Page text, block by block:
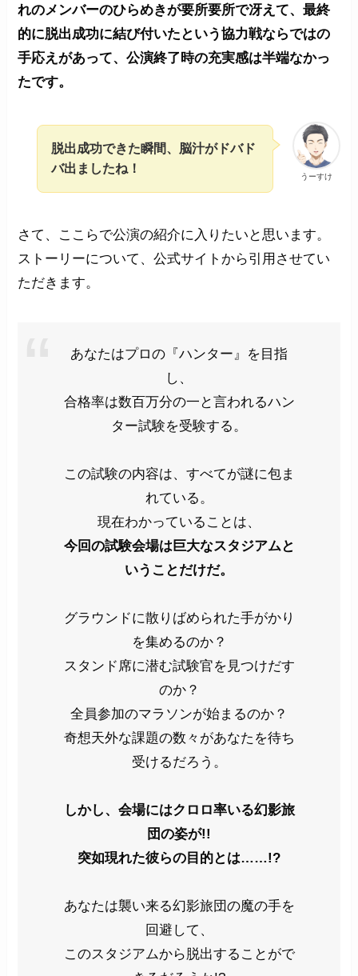
れのメンバーのひらめきが要所要所で冴えて、最終
的に脱出成功に結び付いたという協力戦ならではの
手応えがあって、公演終了時の充実感は半端なかっ
たです。
うーすけ
脱出成功できた瞬間、脳汁がドバド
バ出ましたね！
さて、ここらで公演の紹介に入りたいと思います。
ストーリーについて、公式サイトから引用させてい
ただきます。
あなたはプロの『ハンター』を目指
し、
合格率は数百万分の一と言われるハン
ター試験を受験する。
この試験の内容は、すべてが謎に包ま
れている。
現在わかっていることは、
今回の試験会場は巨大なスタジアムと
いうことだけだ。
グラウンドに散りばめられた手がかり
を集めるのか？
スタンド席に潜む試験官を見つけだす
のか？
全員参加のマラソンが始まるのか？
奇想天外な課題の数々があなたを待ち
受けるだろう。
しかし、会場にはクロロ率いる幻影旅
団の姿が!!
突如現れた彼らの目的とは……!?
あなたは襲い来る幻影旅団の魔の手を
回避して、
このスタジアムから脱出することがで